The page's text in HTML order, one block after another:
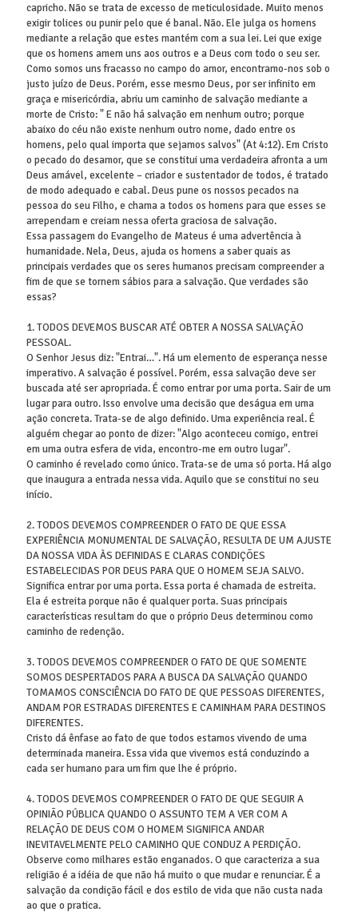
capricho. Não se trata de excesso de meticulosidade. Muito menos
exigir tolices ou punir pelo que é banal. Não. Ele julga os homens
mediante a relação que estes mantém com a sua lei. Lei que exige
que os homens amem uns aos outros e a Deus com todo o seu ser.
Como somos uns fracasso no campo do amor, encontramo-nos sob o
justo juízo de Deus. Porém, esse mesmo Deus, por ser infinito em
graça e misericórdia, abriu um caminho de salvação mediante a
morte de Cristo: " E não há salvação em nenhum outro; porque
abaixo do céu não existe nenhum outro nome, dado entre os
homens, pelo qual importa que sejamos salvos" (At 4:12). Em Cristo
o pecado do desamor, que se constitui uma verdadeira afronta a um
Deus amável, excelente – criador e sustentador de todos, é tratado
de modo adequado e cabal. Deus pune os nossos pecados na
pessoa do seu Filho, e chama a todos os homens para que esses se
arrependam e creiam nessa oferta graciosa de salvação.
Essa passagem do Evangelho de Mateus é uma advertência à
humanidade. Nela, Deus, ajuda os homens a saber quais as
principais verdades que os seres humanos precisam compreender a
fim de que se tornem sábios para a salvação. Que verdades são
essas?
1. TODOS DEVEMOS BUSCAR ATÉ OBTER A NOSSA SALVAÇÃO
PESSOAL.
O Senhor Jesus diz: "Entrai…". Há um elemento de esperança nesse
imperativo. A salvação é possível. Porém, essa salvação deve ser
buscada até ser apropriada. É como entrar por uma porta. Sair de um
lugar para outro. Isso envolve uma decisão que deságua em uma
ação concreta. Trata-se de algo definido. Uma experiência real. É
alguém chegar ao ponto de dizer: "Algo aconteceu comigo, entrei
em uma outra esfera de vida, encontro-me em outro lugar".
O caminho é revelado como único. Trata-se de uma só porta. Há algo
que inaugura a entrada nessa vida. Aquilo que se constitui no seu
início.
2. TODOS DEVEMOS COMPREENDER O FATO DE QUE ESSA
EXPERIÊNCIA MONUMENTAL DE SALVAÇÃO, RESULTA DE UM AJUSTE
DA NOSSA VIDA ÀS DEFINIDAS E CLARAS CONDIÇÕES
ESTABELECIDAS POR DEUS PARA QUE O HOMEM SEJA SALVO.
Significa entrar por uma porta. Essa porta é chamada de estreita.
Ela é estreita porque não é qualquer porta. Suas principais
características resultam do que o próprio Deus determinou como
caminho de redenção.
3. TODOS DEVEMOS COMPREENDER O FATO DE QUE SOMENTE
SOMOS DESPERTADOS PARA A BUSCA DA SALVAÇÃO QUANDO
TOMAMOS CONSCIÊNCIA DO FATO DE QUE PESSOAS DIFERENTES,
ANDAM POR ESTRADAS DIFERENTES E CAMINHAM PARA DESTINOS
DIFERENTES.
Cristo dá ênfase ao fato de que todos estamos vivendo de uma
determinada maneira. Essa vida que vivemos está conduzindo a
cada ser humano para um fim que lhe é próprio.
4. TODOS DEVEMOS COMPREENDER O FATO DE QUE SEGUIR A
OPINIÃO PÚBLICA QUANDO O ASSUNTO TEM A VER COM A
RELAÇÃO DE DEUS COM O HOMEM SIGNIFICA ANDAR
INEVITAVELMENTE PELO CAMINHO QUE CONDUZ A PERDIÇÃO.
Observe como milhares estão enganados. O que caracteriza a sua
religião é a idéia de que não há muito o que mudar e renunciar. É a
salvação da condição fácil e dos estilo de vida que não custa nada
ao que o pratica.